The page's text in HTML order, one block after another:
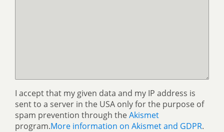
I accept that my given data and my IP address is
sent to a server in the USA only for the purpose of
spam prevention through theAkismet
program.More information on Akismet and GDPR.